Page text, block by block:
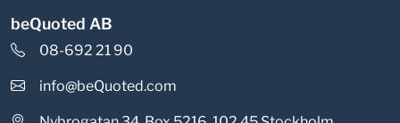
beQuoted AB
08-692 21 90
info@beQuoted.com